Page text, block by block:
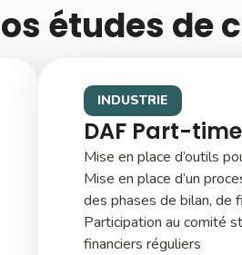
études de
INDUSTRIE
DAF Part-time
Mise en place d’outils
Mise en place d’un
des phases de bilan, de
Participation au comité
financiers réguliers